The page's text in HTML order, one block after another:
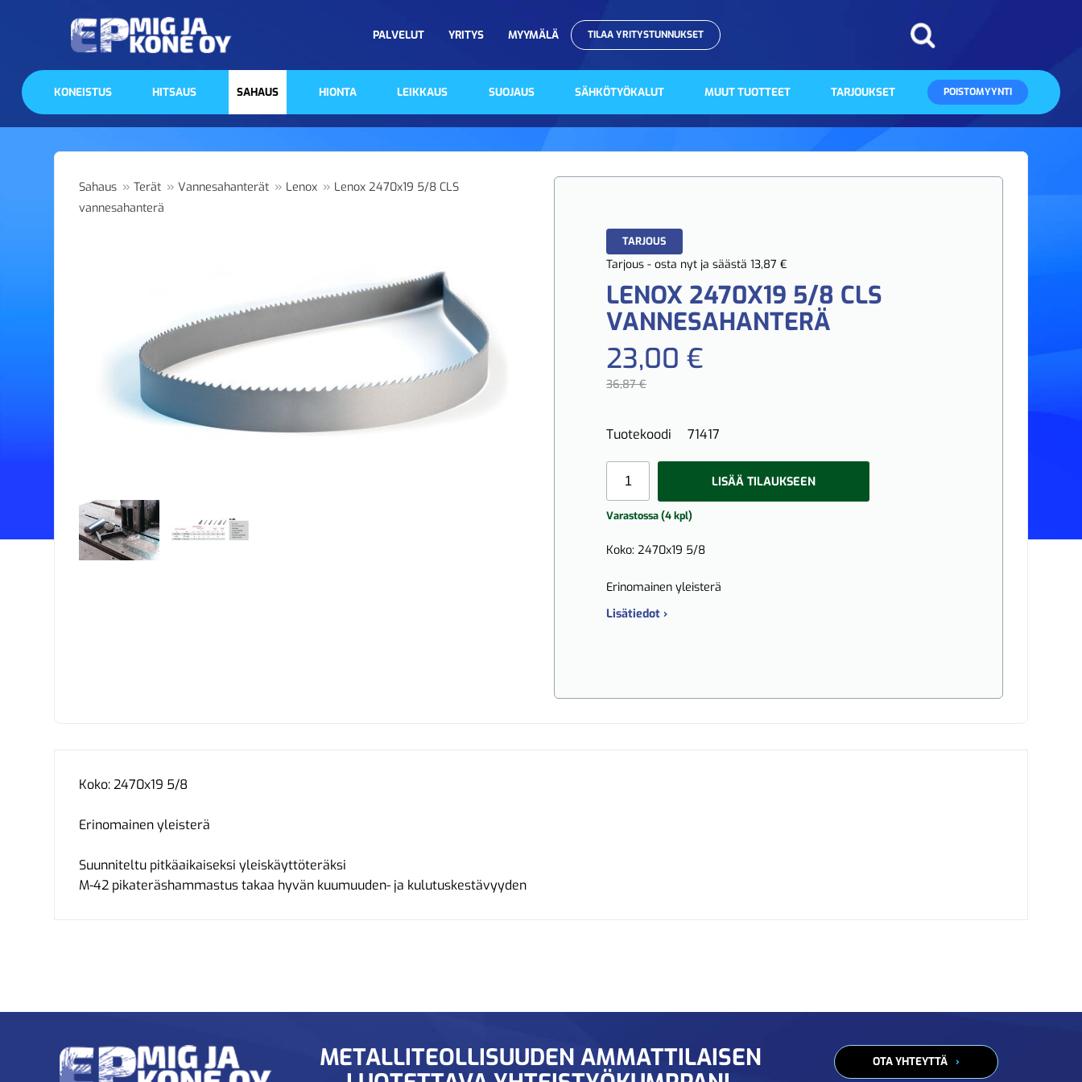
PALVELUT YRITYS MYYMÄLÄ TILAA YRITYSTUNNUKSET
KONEISTUS HITSAUS SAHAUS HIONTA LEIKKAUS SUOJAUS SÄHKÖTYÖKALUT MUUT TUOTTEET TARJOUKSET POISTOMYYNTI
Sahaus »Terät »Vannesahanterät » Lenox » Lenox 2470x19 5/8 CLS
vannesahanterä
TARJOUS
Tarjous - osta nyt ja säästä 13,87 €
LENOX 2470X19 5/8 CLS
VANNESAHANTERÄ
23,00 €
36,87 €
Tuotekoodi 71417
LISÄÄ TILAUKSEEN
Varastossa (4 kpl)
Koko: 2470x19 5/8
Erinomainen yleisterä
Lisätiedot ›
Koko: 2470x19 5/8
Erinomainen yleisterä
Suunniteltu pitkäaikaiseksi yleiskäyttöteräksi
M-42 pikateräshammastus takaa hyvän kuumuuden- ja kulutuskestävyyden
METALLITEOLLISUUDEN AMMATTILAISEN
OTA YHTEYTTÄ